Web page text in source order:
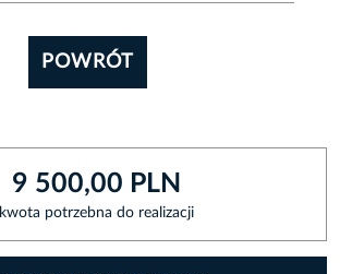
POWRÓT
9 500,00 PLN
kwota potrzebna do realizacji